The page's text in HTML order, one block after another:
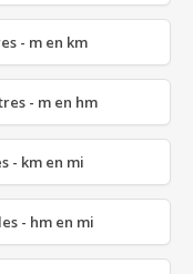
- m en km
- m en hm
- km en mi
- hm en mi